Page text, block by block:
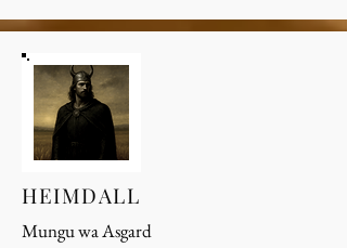
HEIMDALL
Mungu wa Asgard